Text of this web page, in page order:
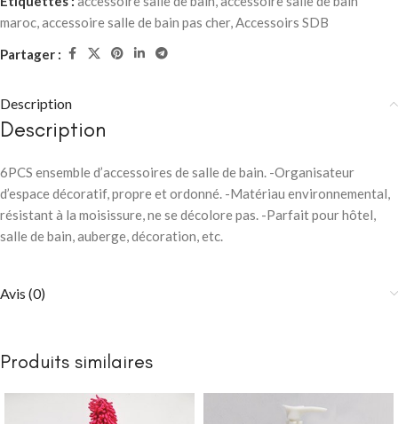
maroc,accessoire salle de bain pas cher,Accessoirs SDB
Partager :
Description
Description
6PCS ensemble d’accessoires de salle de bain. -Organisateur
d’espace décoratif, propre et ordonné. -Matériau environnemental,
résistant à la moisissure, ne se décolore pas. -Parfait pour hôtel,
salle de bain, auberge, décoration, etc.
Avis (0)
Produits similaires